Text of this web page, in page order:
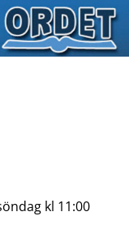
kl 11:00